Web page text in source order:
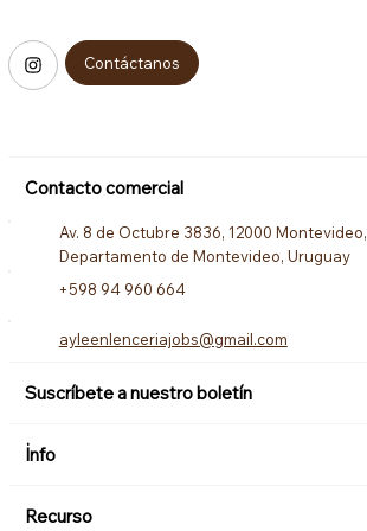
Contáctanos
Contacto comercial
Av. 8 de Octubre 3836, 12000 Montevideo,
Departamento de Montevideo, Uruguay
+598 94 960 664
ayleenlenceriajobs@gmail.com
Suscríbete a nuestro boletín
İnfo
Recurso